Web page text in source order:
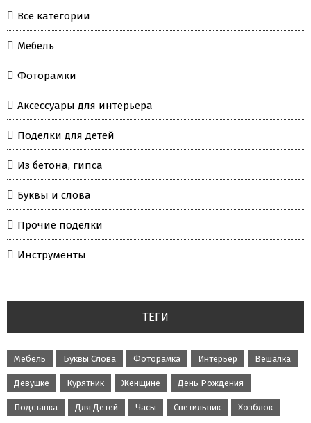
Все категории
Мебель
Фоторамки
Аксессуары для интерьера
Поделки для детей
Из бетона, гипса
Буквы и слова
Прочие поделки
Инструменты
ТЕГИ
Мебель Буквы Слова Фоторамка Интерьер Вешалка
Девушке Курятник Женщине День Рождения
Подставка Для Детей Часы Светильник Хозблок